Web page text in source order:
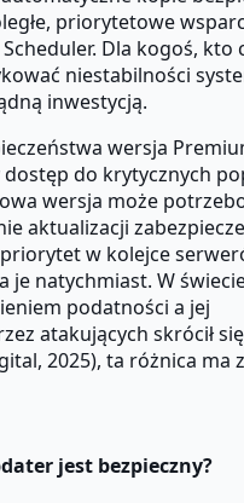
priorytetowe
Dla kogoś, kto
niestabilności
inwestycją.
wersja
dostęp do krytycznych
wersja może
aktualizacji
w kolejce
je natychmiast. W
podatności a jej
atakujących skrócił
2025), ta różnica ma
jest bezpieczny?